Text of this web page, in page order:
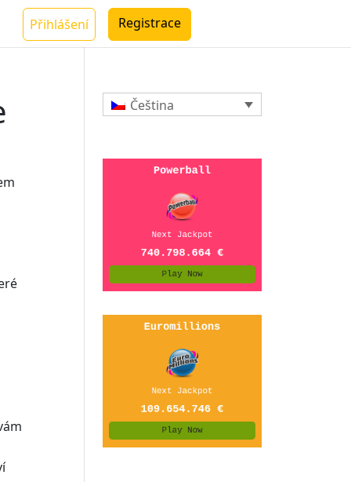
Přihlášení Registrace
Čeština